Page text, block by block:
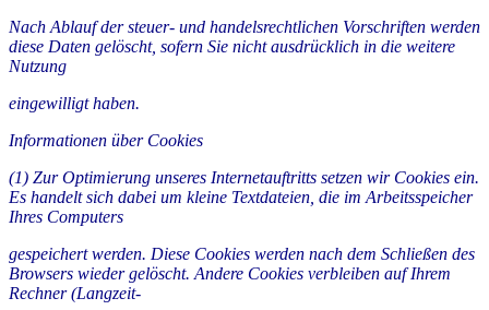
Nach Ablauf der steuer- und handelsrechtlichen Vorschriften werden
diese Daten gelöscht, sofern Sie nicht ausdrücklich in die weitere
Nutzung
eingewilligt haben.
Informationen über Cookies
(1) Zur Optimierung unseres Internetauftritts setzen wir Cookies ein.
Es handelt sich dabei um kleine Textdateien, die im Arbeitsspeicher
Ihres Computers
gespeichert werden. Diese Cookies werden nach dem Schließen des
Browsers wieder gelöscht. Andere Cookies verbleiben auf Ihrem
Rechner (Langzeit-